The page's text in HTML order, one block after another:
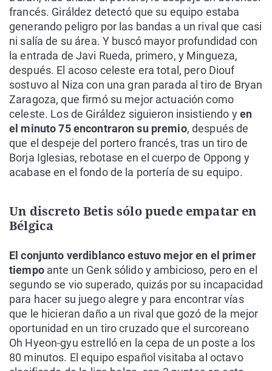
francés. Giráldez detectó que su equipo estaba
generando peligro por las bandas a un rival que casi
ni salía de su área. Y buscó mayor profundidad con
la entrada de Javi Rueda, primero, y Mingueza,
después. El acoso celeste era total, pero Diouf
sostuvo al Niza con una gran parada al tiro de Bryan
Zaragoza, que firmó su mejor actuación como
celeste. Los de Giráldez siguieron insistiendo yen
el minuto 75 encontraron su premio, después de
que el despeje del portero francés, tras un tiro de
Borja Iglesias, rebotase en el cuerpo de Oppong y
acabase en el fondo de la portería de su equipo.
Un discreto Betis sólo puede empatar en
Bélgica
El conjunto verdiblanco estuvo mejor en el primer
tiempoante un Genk sólido y ambicioso, pero en el
segundo se vio superado, quizás por su incapacidad
para hacer su juego alegre y para encontrar vías
que le hicieran daño a un rival que gozó de la mejor
oportunidad en un tiro cruzado que el surcoreano
Oh Hyeon-gyu estrelló en la cepa de un poste a los
80 minutos. El equipo español visitaba al octavo